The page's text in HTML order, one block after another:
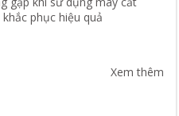
phục hiệu quả
Xem thêm